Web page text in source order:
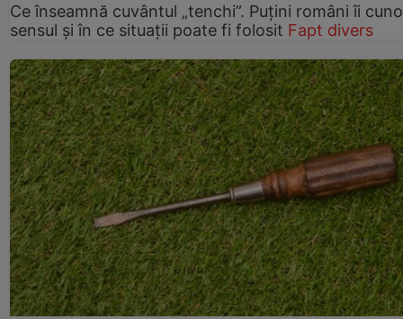
Ce înseamnă cuvântul „tenchi”. Puțini români îi
sensul și în ce situații poate fi folosit Fapt divers